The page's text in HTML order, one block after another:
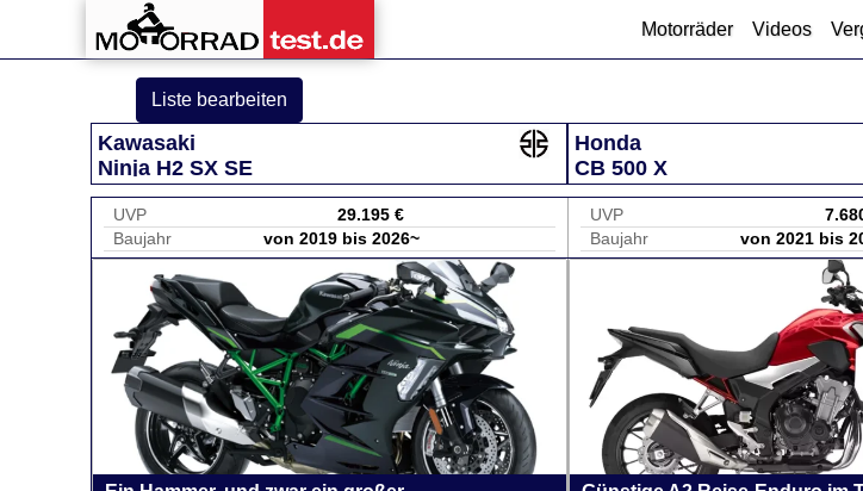
Motorräder Videos
Liste bearbeiten
Kawasaki
Ninja H2 SX SE
Honda
CB 500 X
UVP
29.195 €
Baujahr
von 2019 bis 2026~
UVP
Baujahr
von 2021 bis